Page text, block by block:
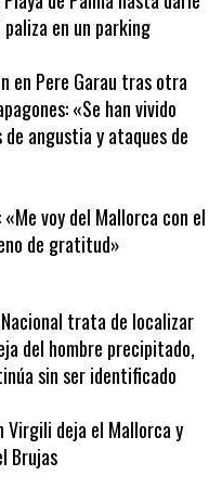
un hijo persiguen a un
de Palma hasta darle
en un parking
en Pere Garau tras otra
«Se han vivido
angustia y ataques de
voy del Mallorca con el
trata de localizar
del hombre precipitado,
sin ser identificado
Virgili deja el Mallorca y